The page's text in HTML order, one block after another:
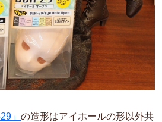
」 の造形はアイホールの形以外共